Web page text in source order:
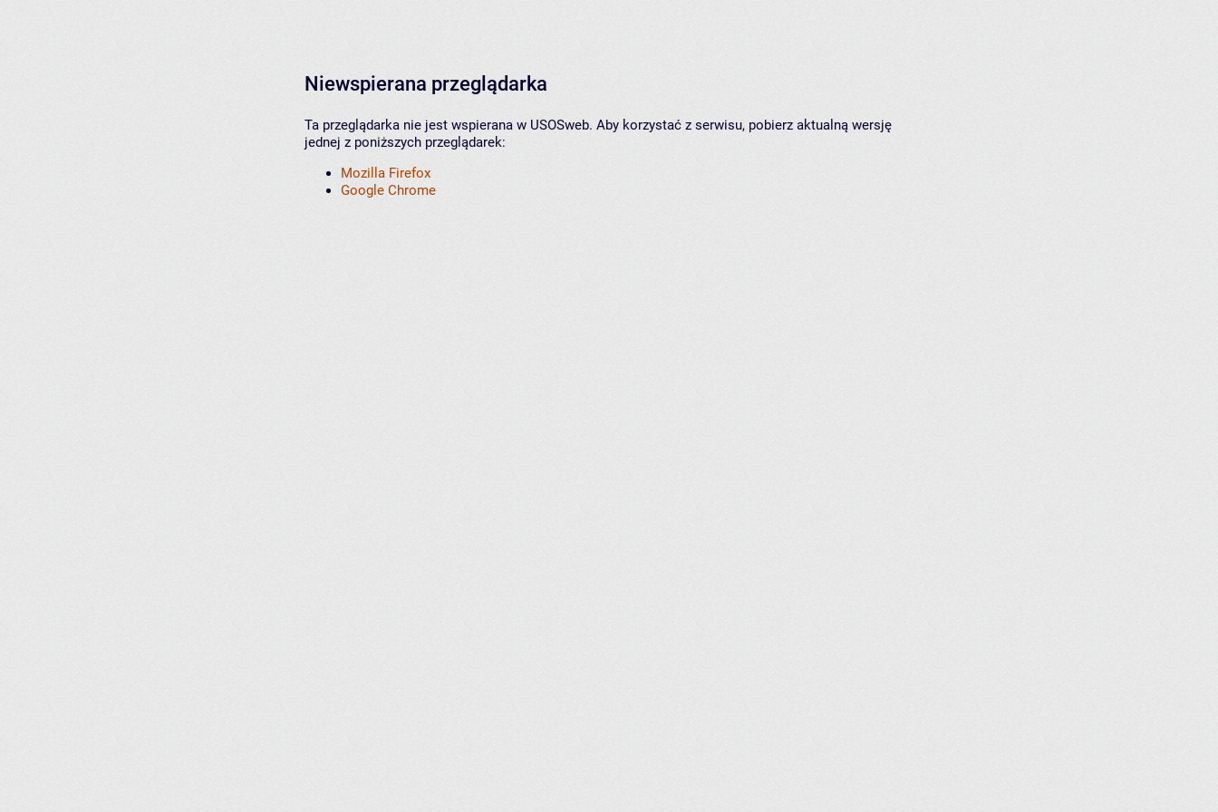
Niewspierana przeglądarka
Ta przeglądarka nie jest wspierana w USOSweb. Aby korzystać z serwisu, pobierz aktualną wersję
jednej z poniższych przeglądarek:
Mozilla Firefox
Google Chrome